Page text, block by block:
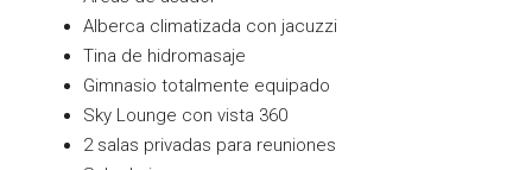
Alberca climatizada con jacuzzi
Tina de hidromasaje
Gimnasio totalmente equipado
Sky Lounge con vista 360
2 salas privadas para reuniones